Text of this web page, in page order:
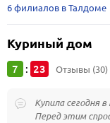
6 филиалов в Талдоме
Куриный дом
7 : 23 Отзывы (30)
Купила сегодня
Перед этим